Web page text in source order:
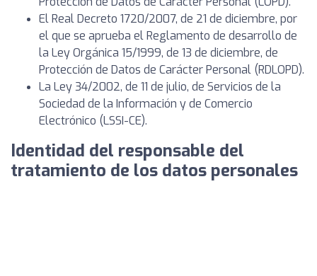
El Real Decreto 1720/2007, de 21 de diciembre, por
el que se aprueba el Reglamento de desarrollo de
la Ley Orgánica 15/1999, de 13 de diciembre, de
Protección de Datos de Carácter Personal (RDLOPD).
La Ley 34/2002, de 11 de julio, de Servicios de la
Sociedad de la Información y de Comercio
Electrónico (LSSI-CE).
Identidad del responsable del
tratamiento de los datos personales